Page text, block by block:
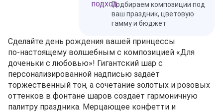
Подбираем композиции под
ваш праздник, цветовую
гамму и бюджет
Сделайте день рождения вашей принцессы
по‑настоящему волшебным с композицией «Для
доченьки с любовью»! Гигантский шар с
персонализированной надписью задаёт
торжественный тон, а сочетание золотых и розовых
оттенков в фонтане шаров создаёт гармоничную
палитру праздника. Мерцающее конфетти и